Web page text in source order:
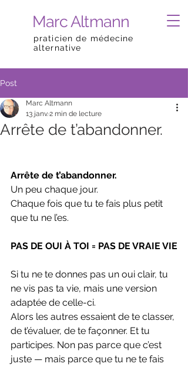
Marc Altmann
praticien de médecine
alternative
Post
Arrête de t’abandonner.
Marc Altmann
13 janv.2 min de lecture
Arrête de t’abandonner.
Un peu chaque jour.
Chaque fois que tu te fais plus petit
que tu ne l’es.
PAS DE OUI À TOI = PAS DE VRAIE VIE
Si tu ne te donnes pas un oui clair, tu
ne vis pas ta vie, mais une version
adaptée de celle-ci.
Alors les autres essaient de te classer,
de t’évaluer, de te façonner. Et tu
participes. Non pas parce que c’est
juste — mais parce que tu ne te fais